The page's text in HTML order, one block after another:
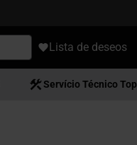
Lista de deseos
Servício Técnico Top